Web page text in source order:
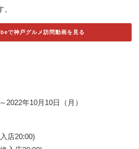
。
で神戸グルメ訪問動画を見る
2022年10月10日（月）
店20:00)